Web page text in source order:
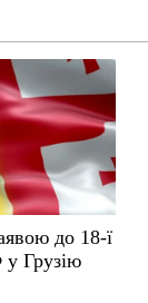
до 18-ї
у Грузію